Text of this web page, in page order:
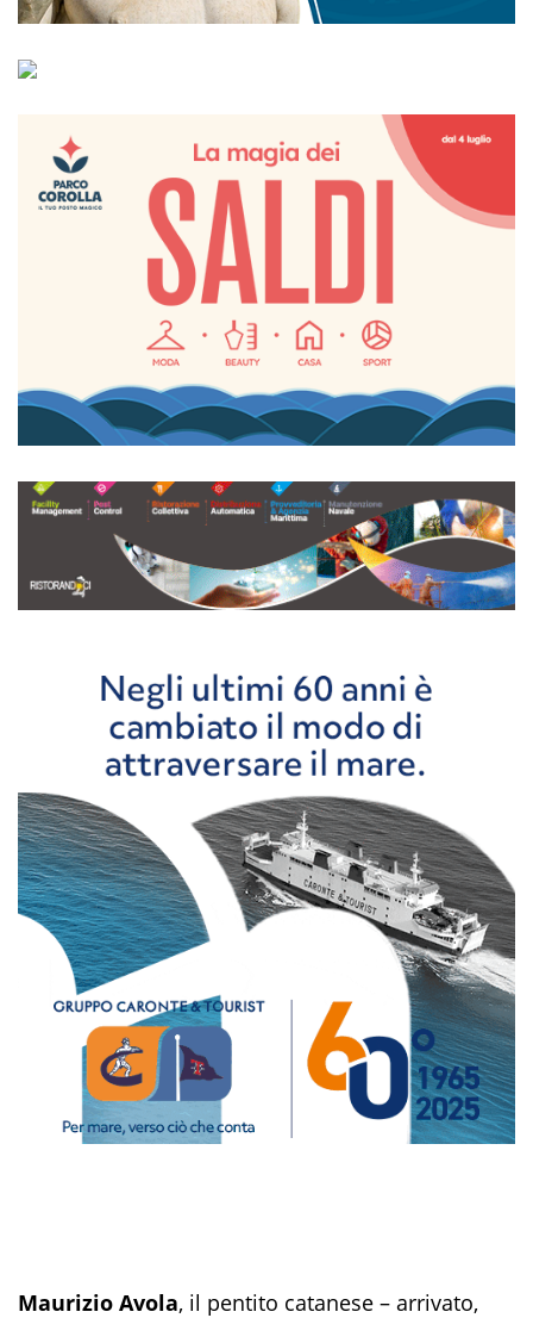
Maurizio Avola, il pentito catanese – arrivato,